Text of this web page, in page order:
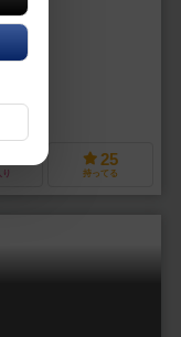
中
25
持ってる